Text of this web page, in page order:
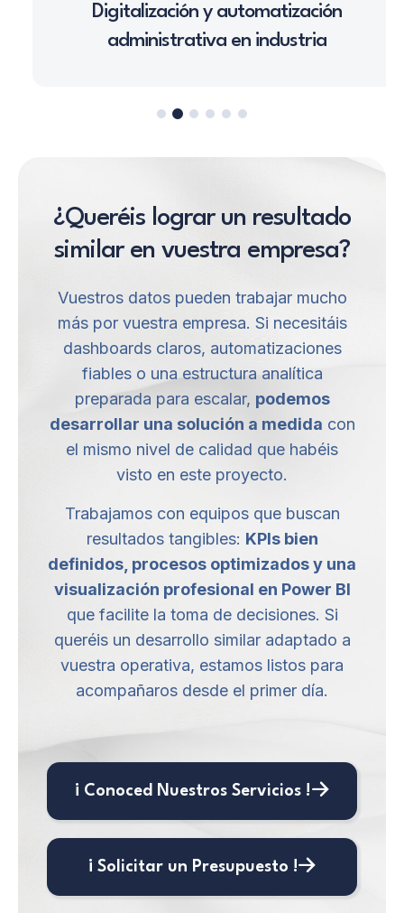
Digitalización y automatización
administrativa en industria
¿Queréis lograr un resultado
similar en vuestra empresa?
Vuestros datos pueden trabajar mucho
más por vuestra empresa. Si necesitáis
dashboards claros, automatizaciones
fiables o una estructura analítica
preparada para escalar, podemos
desarrollar una solución a medida con
el mismo nivel de calidad que habéis
visto en este proyecto.
Trabajamos con equipos que buscan
resultados tangibles: KPIs bien
definidos, procesos optimizados y una
visualización profesional en Power BI
que facilite la toma de decisiones. Si
queréis un desarrollo similar adaptado a
vuestra operativa, estamos listos para
acompañaros desde el primer día.
¡ Conoced Nuestros Servicios !
¡ Solicitar un Presupuesto !